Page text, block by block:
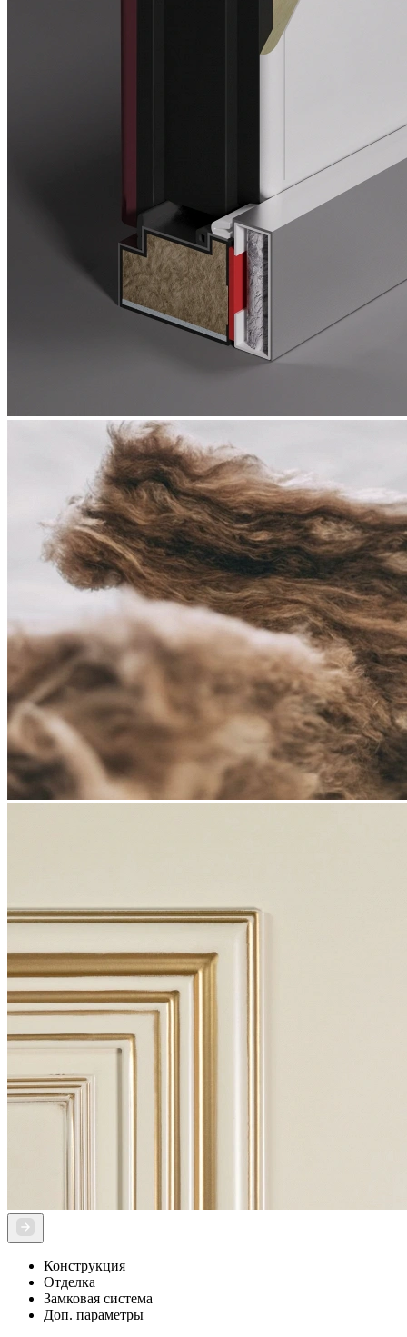
Конструкция
Отделка
Замковая система
Доп. параметры